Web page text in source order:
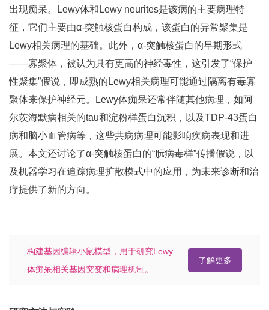
出现痴呆。Lewy体和Lewy neurites是该病的主要病理特
征，它们主要由α-突触核蛋白构成，该蛋白的异常聚集是
Lewy相关病理的基础。此外，α-突触核蛋白的早期形式
——寡聚体，被认为具有更高的神经毒性，这引发了“保护
性聚集”假说，即成熟的Lewy相关病理可能通过隔离有毒寡
聚体来保护神经元。Lewy体痴呆还常伴随其他病理，如阿
尔茨海默病相关的tau和淀粉样蛋白沉积，以及TDP-43蛋白
病和脑小血管病等，这些共病病理可能影响疾病表现和进
展。本文还讨论了α-突触核蛋白的“朊病毒样”传播假说，以
及机器学习在追踪病理扩散模式中的应用，为未来诊断和治
疗提供了新的方向。
构建基因编辑小鼠模型，用于研究Lewy
体痴呆相关基因突变和病理机制。
了解更多